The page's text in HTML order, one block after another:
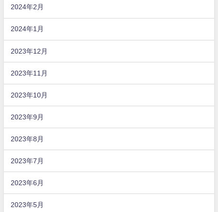
2024年2月
2024年1月
2023年12月
2023年11月
2023年10月
2023年9月
2023年8月
2023年7月
2023年6月
2023年5月